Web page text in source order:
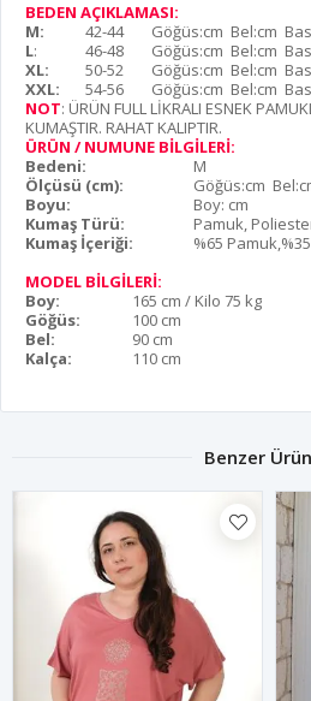
BEDEN AÇIKLAMASI:
M:
42-44
Göğüs:cm Bel:cm
L: 46-48
Göğüs:cm Bel:cm
XL:
50-52
Göğüs:cm Bel:cm
XXL:
54-56
Göğüs:cm Bel:cm
NOT: ÜRÜN FULL LİKRALI ESNEK
KUMAŞTIR. RAHAT KALIPTIR.
ÜRÜN / NUMUNE BİLGİLERİ:
Bedeni:
M
Ölçüsü (cm):
Göğüs:cm
Boyu:
Boy: cm
Kumaş Türü:
Pamuk,
Kumaş İçeriği:
%65
MODEL BİLGİLERİ:
Boy:
165 cm / Kilo 75 kg
Göğüs:
100 cm
Bel:
90 cm
Kalça:
110 cm
Benzer